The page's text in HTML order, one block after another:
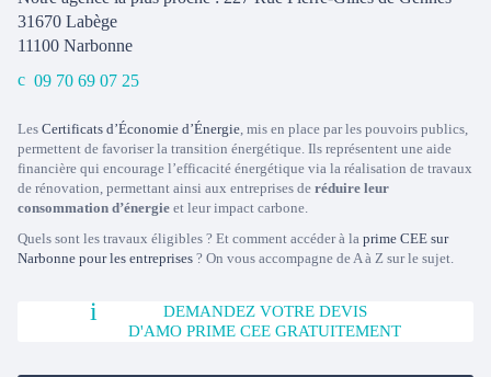
31670 Labège
11100 Narbonne
09 70 69 07 25
Les Certificats d’Économie d’Énergie, mis en place par les pouvoirs publics,
permettent de favoriser la transition énergétique. Ils représentent une aide
financière qui encourage l’efficacité énergétique via la réalisation de travaux
de rénovation, permettant ainsi aux entreprises de réduire leur
consommation d’énergie et leur impact carbone.
Quels sont les travaux éligibles ? Et comment accéder à la prime CEE sur
Narbonne pour les entreprises ? On vous accompagne de A à Z sur le sujet.
DEMANDEZ VOTRE DEVIS
D'AMO PRIME CEE GRATUITEMENT